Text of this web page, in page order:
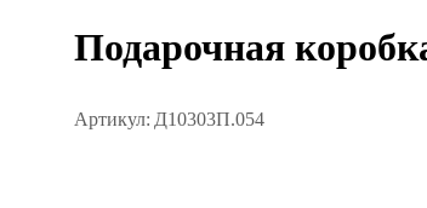
Подарочная
Артикул: Д10303П.054